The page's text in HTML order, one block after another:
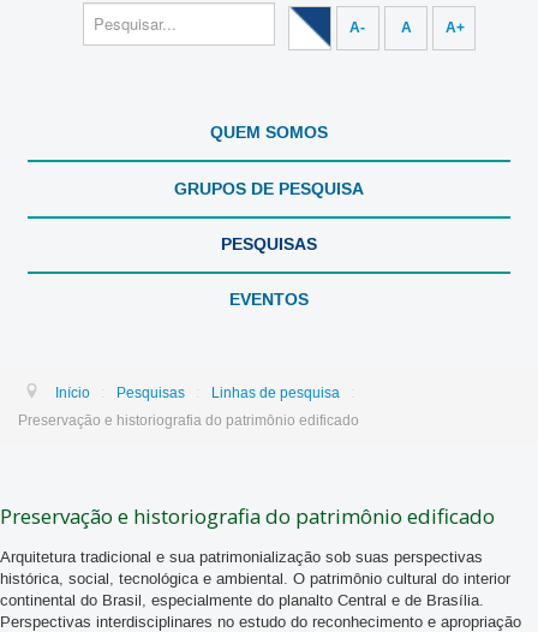
A- A A+
QUEM SOMOS
GRUPOS DE PESQUISA
PESQUISAS
EVENTOS
Início : Pesquisas : Linhas de pesquisa :
Preservação e historiografia do patrimônio edificado
Preservação e historiografia do patrimônio edificado
Arquitetura tradicional e sua patrimonialização sob suas perspectivas
histórica, social, tecnológica e ambiental. O patrimônio cultural do interior
continental do Brasil, especialmente do planalto Central e de Brasília.
Perspectivas interdisciplinares no estudo do reconhecimento e apropriação